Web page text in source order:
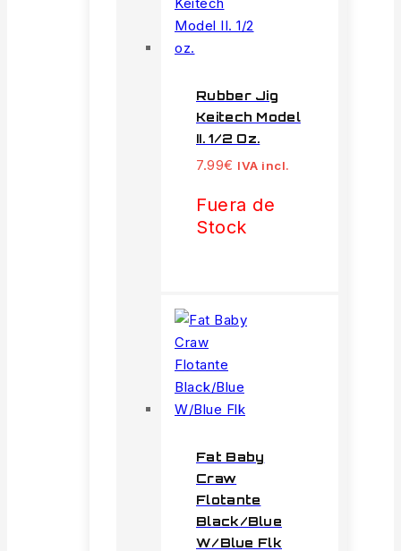
Rubber Jig
Keitech Model
II. 1/2 Oz.
7.99€ IVA incl.
Fuera de
Stock
Fat Baby
Craw
Flotante
Black/Blue
W/Blue Flk